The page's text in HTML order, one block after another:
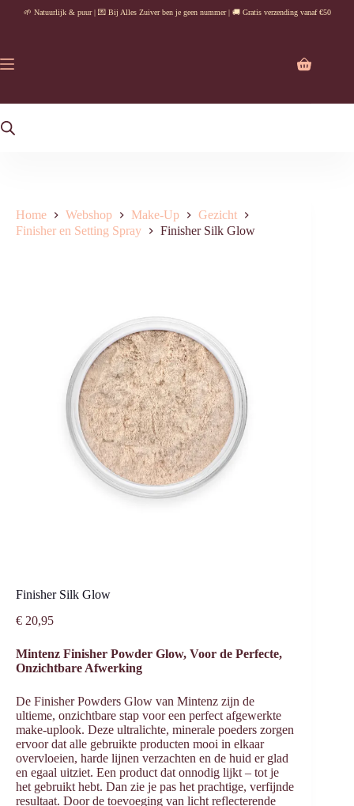
🌱 Natuurlijk & puur | 💌 Bij Alles Zuiver ben je geen nummer | 🚚 Gratis verzending vanaf €50
Home Webshop Make-Up
Gezicht
Finisher en Setting Spray
Finisher Silk Glow
Finisher Silk Glow
€ 20,95
Mintenz Finisher Powder Glow, Voor de Perfecte,
Onzichtbare Afwerking
De Finisher Powders Glow van Mintenz zijn de
ultieme, onzichtbare stap voor een perfect afgewerkte
make-uplook. Deze ultralichte, minerale poeders zorgen
ervoor dat alle gebruikte producten mooi in elkaar
overvloeien, harde lijnen verzachten en de huid er glad
en egaal uitziet. Een product dat onnodig lijkt – tot je
het gebruikt hebt. Dan zie je pas het prachtige, verfijnde
resultaat. Door de toevoeging van licht reflecterende